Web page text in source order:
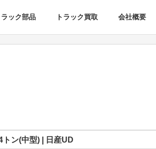
ック部品 トラック買取 会社概要
トン(中型) | 日産UD